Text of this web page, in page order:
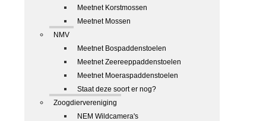
Meetnet Korstmossen
Meetnet Mossen
NMV
Meetnet Bospaddenstoelen
Meetnet Zeereeppaddenstoelen
Meetnet Moeraspaddenstoelen
Staat deze soort er nog?
Zoogdiervereniging
NEM Wildcamera's